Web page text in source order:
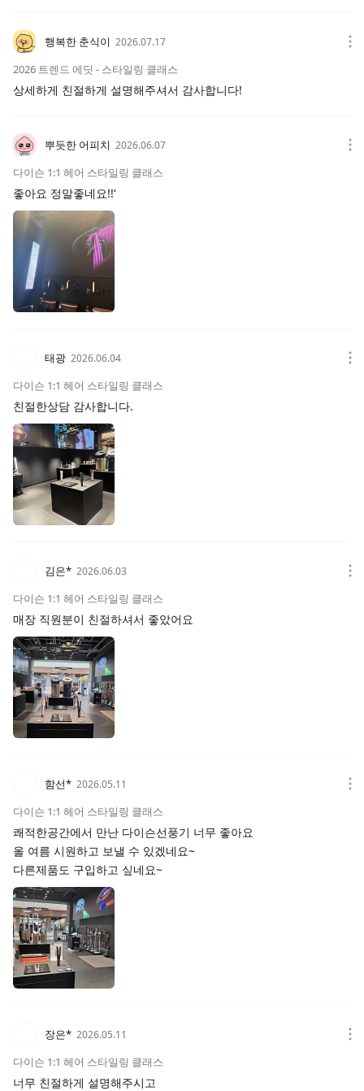
행복한 춘식이 2026.07.17
2026 트렌드 에딧 - 스타일링 클래스
상세하게 친절하게 설명해주셔서 감사합니다!
뿌듯한 어피치 2026.06.07
다이슨 1:1 헤어 스타일링 클래스
좋아요 정말좋네요!!‘
태광 2026.06.04
다이슨 1:1 헤어 스타일링 클래스
친절한상담 감사합니다.
김은* 2026.06.03
다이슨 1:1 헤어 스타일링 클래스
매장 직원분이 친절하셔서 좋았어요
함선* 2026.05.11
다이슨 1:1 헤어 스타일링 클래스
쾌적한공간에서 만난 다이슨선풍기 너무 좋아요
올 여름 시원하고 보낼 수 있겠네요~
다른제품도 구입하고 싶네요~
장은* 2026.05.11
다이슨 1:1 헤어 스타일링 클래스
너무 친절하게 설명해주시고